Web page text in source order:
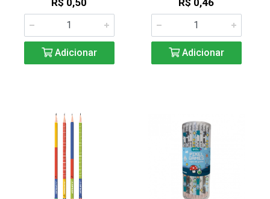
R$ 0,50
Adicionar
R$ 0,46
Adicionar